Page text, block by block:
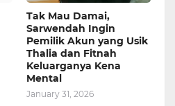
Tak Mau Damai,
Sarwendah Ingin
Pemilik Akun yang Usik
Thalia dan Fitnah
Keluarganya Kena
Mental
January 31, 2026